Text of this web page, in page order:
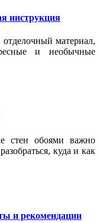
инструкция
материал,
и необычные
стен обоями важно
куда и как
и рекомендации